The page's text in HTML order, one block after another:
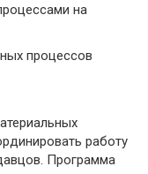
на
процессов
работу
Программа